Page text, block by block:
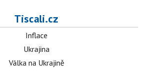
Tiscali.cz
Inflace
Ukrajina
Válka na Ukrajině